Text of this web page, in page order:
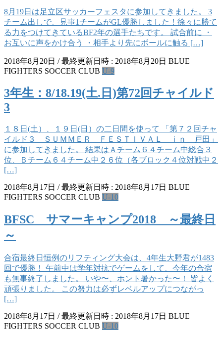
8月19日は足立区サッカーフェスタに参加してきました。 3
チーム出しで、見事1チームがGL優勝しました！徐々に勝て
る力をつけてきているBF2年の選手たちです。 試合前に ・
お互いに声をかけ合う ・相手より先にボールに触る […]
2018年8月20日 / 最終更新日時 : 2018年8月20日 BLUE
FIGHTERS SOCCER CLUB U-9
3年生：8/18.19(土.日)第72回チャイルド
3
１８日(土）、１９日(日）の二日間を使って 「第７２回チャ
イルド３ ＳＵＭＭＥＲ ＦＥＳＴＩＶＡＬ ｉｎ 戸田」
に参加してきました。 結果はＡチーム６４チーム中総合３
位、Ｂチーム６４チーム中２６位（各ブロック４位対戦中２
[…]
2018年8月17日 / 最終更新日時 : 2018年8月17日 BLUE
FIGHTERS SOCCER CLUB U-10
BFSC サマーキャンプ2018 ～最終日
～
合宿最終日恒例のリフティング大会は、4年生大野君が1483
回で優勝！ 午前中は学年対抗でゲームをして、今年の合宿
も無事終了しました。 いや〜、ホント暑かった〜！ 皆よく
頑張りました。 この努力は必ずレベルアップにつながっ
[…]
2018年8月17日 / 最終更新日時 : 2018年8月17日 BLUE
FIGHTERS SOCCER CLUB U-10